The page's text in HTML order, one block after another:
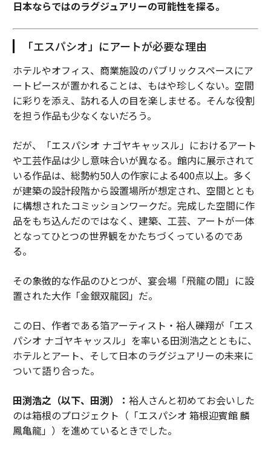
（forbes.com 原文）
2026年9月号発売中
メンバーシップに登録する
関連記事
起業家の燃え尽きを防ぐ──コーチ、創業者、VCを結ぶ新プラットフォー
ム
ファッションのルールを書き換える6人の女性起業家
教師から先駆者へ──デブラ・マシーが切り拓くワインの新時代
advertisement
日本ならではのラグジュアリーの可能性を探る。
「エスパシオ」にアートが必要な理由
ホテルやオフィス、商業施設のパブリックスペースにア
ートピースが置かれることは、もはや珍しくない。空間
に彩りを添え、訪れる人の目を楽しませる。そんな役割
を担う作品も少なくないだろう。
だが、「エスパシオ ナゴヤキャッスル」におけるアート
や工芸作品は少し意味合いが異なる。館内に展示されて
いる作品は、総勢約50人の作家による400点以上。多く
が建築の設計段階から設置場所が想定され、空間ととも
に構想されたコミッションワークだ。完成した空間に作
品をもち込んだのではなく、建築、工芸、アートが一体
となってひとつの世界観をかたちづくっているのであ
る。
その象徴的な作品のひとつが、宴会場「飛龍の間」に設
置された大作「金銀双龍図」だ。
この日、作者である箔アーティスト・裕人礫翔が「エス
パシオ ナゴヤキャッスル」を率いる田渕浩之とともに、
ホテルとアート、そして日本のラグジュアリーの未来に
ついて語り合った。
田渕浩之（以下、田渕）： 裕人さんと初めてお会いした
のは箱根のプロジェクト（「エスパシオ 箱根迎賓館 麟
鳳亀龍」）を進めているときでした。